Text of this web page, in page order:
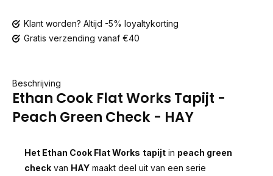
Klant worden? Altijd -5% loyaltykorting
Gratis verzending vanaf €40
Beschrijving
Ethan Cook Flat Works Tapijt -
Peach Green Check - HAY
Het Ethan Cook Flat Works tapijt in peach green
check van HAY maakt deel uit van een serie